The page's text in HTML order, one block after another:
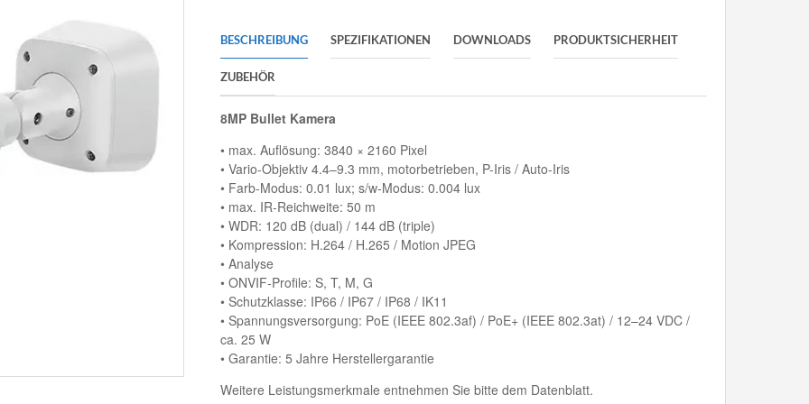
BESCHREIBUNG SPEZIFIKATIONEN DOWNLOADS PRODUKTSICHERHEIT
ZUBEHÖR
8MP Bullet Kamera
• max. Auflösung: 3840 × 2160 Pixel
• Vario-Objektiv 4.4–9.3 mm, motorbetrieben, P-Iris / Auto-Iris
• Farb-Modus: 0.01 lux; s/w-Modus: 0.004 lux
• max. IR-Reichweite: 50 m
• WDR: 120 dB (dual) / 144 dB (triple)
• Kompression: H.264 / H.265 / Motion JPEG
• Analyse
• ONVIF-Profile: S, T, M, G
• Schutzklasse: IP66 / IP67 / IP68 / IK11
• Spannungsversorgung: PoE (IEEE 802.3af) / PoE+ (IEEE 802.3at) / 12–24 VDC /
ca. 25 W
• Garantie: 5 Jahre Herstellergarantie
Weitere Leistungsmerkmale entnehmen Sie bitte dem Datenblatt.